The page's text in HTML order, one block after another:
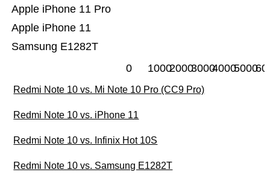
Samsung E1282T
Apple iPhone 11
Apple iPhone 11 Pro
0 10002000300040005000
Redmi Note 10 vs. Mi Note 10 Pro (CC9 Pro)
Redmi Note 10 vs. iPhone 11
Redmi Note 10 vs. Infinix Hot 10S
Redmi Note 10 vs. Samsung E1282T